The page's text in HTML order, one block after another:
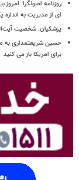
روزنامه اصولگرا:
ای از مدیریت به
پزشکیان: شخصیت
حسین شریعتمداری به
برای امریکا باز می کنید